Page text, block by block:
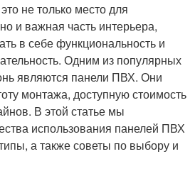
не только место для
и важная часть интерьера,
в себе функциональность и
Одним из популярных
являются панели ПВХ. Они
монтажа, доступную стоимость
В этой статье мы
использования панелей ПВХ
а также советы по выбору и